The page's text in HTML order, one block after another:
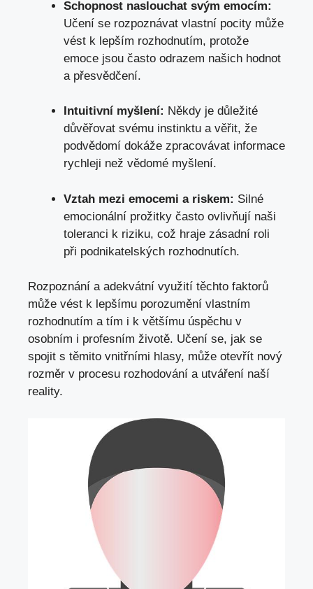
Schopnost naslouchat svým emocím:
Učení se rozpoznávat vlastní pocity může
vést k lepším rozhodnutím, protože
emoce jsou často odrazem našich hodnot
a přesvědčení.
Intuitivní myšlení: Někdy je důležité
důvěřovat svému instinktu a věřit, že
podvědomí dokáže zpracovávat informace
rychleji než vědomé myšlení.
Vztah mezi emocemi a riskem: Silné
emocionální prožitky často ovlivňují naši
toleranci k riziku, což hraje zásadní roli
při podnikatelských rozhodnutích.
Rozpoznání a adekvátní využití těchto faktorů
může vést k lepšímu porozumění vlastním
rozhodnutím a tím i k většímu úspěchu v
osobním i profesním životě. Učení se, jak se
spojit s těmito vnitřními hlasy, může otevřít nový
rozměr v procesu rozhodování a utváření naší
reality.